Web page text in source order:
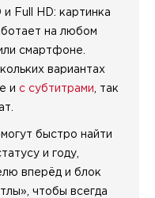
Full HD: картинка
на любом
смартфоне.
вариантах
и с субтитрами
, так
быстро найти
и году,
вперёд и блок
чтобы всегда